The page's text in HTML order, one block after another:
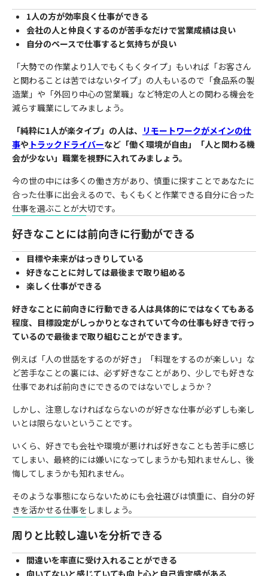
1人の方が効率良く仕事ができる
会社の人と仲良くするのが苦手なだけで営業成績は良い
自分のペースで仕事すると気持ちが良い
「大勢での作業より1人でもくもくタイプ」もいれば「お客さん
と関わることは苦ではないタイプ」の人もいるので「食品系の製
造業」や「外回り中心の営業職」など特定の人との関わる機会を
減らす職業にしてみましょう。
「純粋に1人が楽タイプ」の人は、 リモートワークがメインの仕
事や トラックドライバーなど「働く環境が自由」「人と関わる機
会が少ない」職業を視野に入れてみましょう。
今の世の中には多くの働き方があり、慎重に探すことであなたに
合った仕事に出会えるので、もくもくと作業できる自分に合った
仕事を選ぶことが大切です。
好きなことには前向きに行動ができる
目標や未来がはっきりしている
好きなことに対しては最後まで取り組める
楽しく仕事ができる
好きなことに前向きに行動できる人は具体的にではなくてもある
程度、目標設定がしっかりとなされていて今の仕事も好きで行っ
ているので最後まで取り組むことができます。
例えば「人の世話をするのが好き」「料理をするのが楽しい」な
ど苦手なことの裏には、必ず好きなことがあり、少しでも好きな
仕事であれば前向きにできるのではないでしょうか？
しかし、注意しなければならないのが好きな仕事が必ずしも楽し
いとは限らないということです。
いくら、好きでも会社や環境が悪ければ好きなことも苦手に感じ
てしまい、最終的には嫌いになってしまうかも知れませんし、後
悔してしまうかも知れません。
そのような事態にならないためにも会社選びは慎重に、自分の好
きを活かせる仕事をしましょう。
周りと比較し違いを分析できる
間違いを率直に受け入れることができる